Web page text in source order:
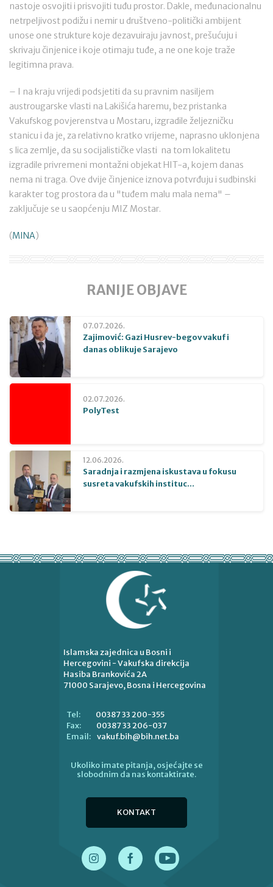
nastoje osvojiti i prisvojiti tuđu prostor. Dakle, međunacionalnu
netrpeljivost podižu i nemir u društveno-politički ambijent
unose one strukture koje dezavuiraju javnost, prešućuju i
skrivaju činjenice i koje otimaju tuđe, a ne one koje traže
legitimna prava.
– I na kraju vrijedi podsjetiti da su pravnim nasiljem
austrougarske vlasti na Lakišića haremu, bez pristanka
Vakufskog povjerenstva u Mostaru, izgradile željezničku
stanicu i da je, za relativno kratko vrijeme, naprasno uklonjena
s lica zemlje, da su socijalističke vlasti na tom lokalitetu
izgradile privremeni montažni objekat HIT-a, kojem danas
nema ni traga. Ove dvije činjenice iznova potvrđuju i sudbinski
karakter tog prostora da u "tuđem malu mala nema" –
zaključuje se u saopćenju MIZ Mostar.
(MINA)
RANIJE OBJAVE
07.07.2026.
Zajimović: Gazi Husrev-begov vakuf i
danas oblikuje Sarajevo
02.07.2026.
PolyTest
12.06.2026.
Saradnja i razmjena iskustava u fokusu
susreta vakufskih instituc...
Islamska zajednica u Bosni i
Hercegovini - Vakufska direkcija
Hasiba Brankovića 2A
71000 Sarajevo, Bosna i Hercegovina
Tel:
00387 33 200-355
Fax:
00387 33 206-037
Email: vakuf.bih@bih.net.ba
Ukoliko imate pitanja, osjećajte se
slobodnim da nas kontaktirate.
KONTAKT